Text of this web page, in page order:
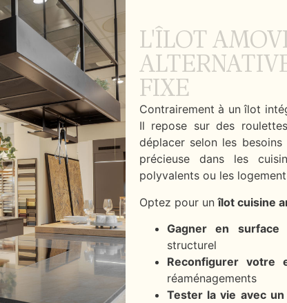
L'ÎLOT
FIXE
Contrairement à un îlot
Il repose sur des
déplacer selon les
précieuse dans les
polyvalents ou les
Optez pour unîlot cuisine
Gagner en surface
structurel
Reconfigurer votre
réaménagements
Tester la vie avec